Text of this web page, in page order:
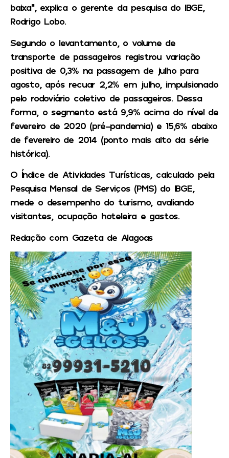
baixa”, explica o gerente da pesquisa do IBGE,
Rodrigo Lobo.
Segundo o levantamento, o volume de
transporte de passageiros registrou variação
positiva de 0,3% na passagem de julho para
agosto, após recuar 2,2% em julho, impulsionado
pelo rodoviário coletivo de passageiros. Dessa
forma, o segmento está 9,9% acima do nível de
fevereiro de 2020 (pré-pandemia) e 15,6% abaixo
de fevereiro de 2014 (ponto mais alto da série
histórica).
O Índice de Atividades Turísticas, calculado pela
Pesquisa Mensal de Serviços (PMS) do IBGE,
mede o desempenho do turismo, avaliando
visitantes, ocupação hoteleira e gastos.
Redação com Gazeta de Alagoas